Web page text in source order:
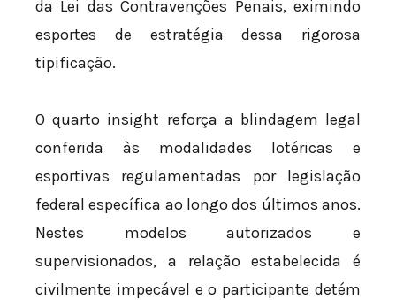
da Lei das Contravenções Penais, eximindo
esportes de estratégia dessa rigorosa
tipificação.
O quarto insight reforça a blindagem legal
conferida às modalidades lotéricas e
esportivas regulamentadas por legislação
federal específica ao longo dos últimos anos.
Nestes modelos autorizados e
supervisionados, a relação estabelecida é
civilmente impecável e o participante detém